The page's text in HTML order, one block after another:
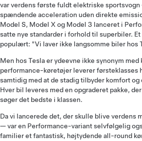
var verdens første fuldt elektriske
spændende acceleration uden direkte
Model S, Model X og Model 3 lanceret i
satte nye standarder i forhold til superbiler.
populært: "Vi laver ikke langsomme biler hos
Men hos Tesla er ydeevne ikke synonym
performance-køretøjer leverer førsteklasses
samtidig med at de stadig tilbyder komfort
Hver bil leveres med en opgraderet pakke,
søger det bedste i klassen.
Da vi lancerede det, der skulle blive verdens
— var en Performance-variant selvfølgelig
familier et fantastisk, højtydende all-round